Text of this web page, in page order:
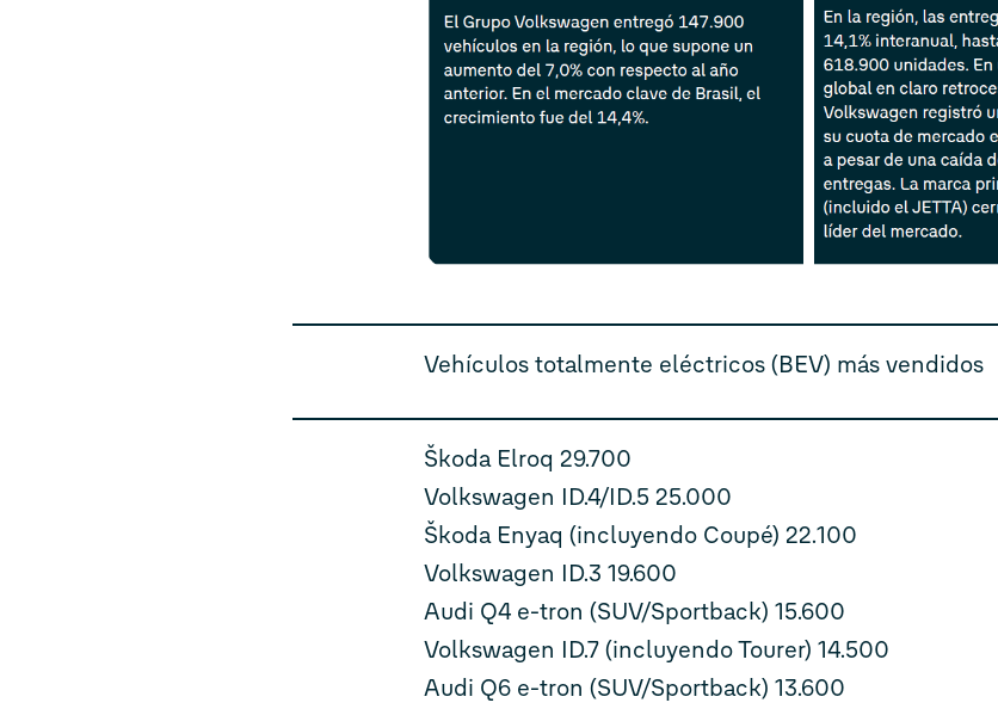
Vehículos totalmente eléctricos (BEV) más vendidos
Škoda Elroq 29.700
Volkswagen ID.4/ID.5 25.000
Škoda Enyaq (incluyendo Coupé) 22.100
Volkswagen ID.3 19.600
Audi Q4 e-tron (SUV/Sportback) 15.600
Volkswagen ID.7 (incluyendo Tourer) 14.500
Audi Q6 e-tron (SUV/Sportback) 13.600